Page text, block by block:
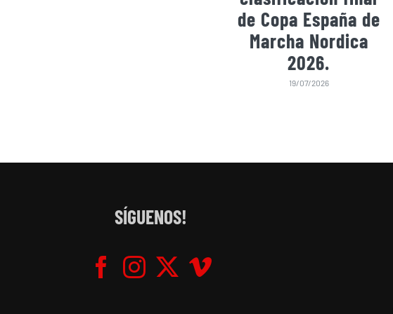
de Copa España de
Marcha Nordica
2026.
19/07/2026
SÍGUENOS!